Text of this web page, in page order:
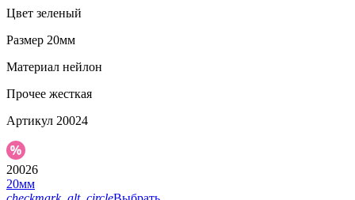
Цвет зеленый
Размер 20мм
Материал нейлон
Прочее жесткая
Артикул 20024
20026
20мм